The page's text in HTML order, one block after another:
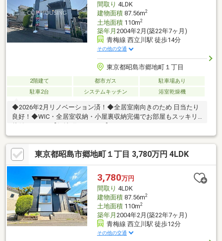
間取り 4LDK
建物面積87.56m2
土地面積110m2
築年月 2004年2月(築22年7ヶ月)
青梅線 西立川駅 徒歩14分
その他の交通
東京都昭島市郷地町１丁目
2階建て 都市ガス
駐車場あり
駐車2台
システムキッチン 浴室乾燥機
◆2026年2月リノベーション済！◆全居室南向きのため 日当たり
良好！◆WIC・全居室収納・小屋裏収納完備でお部屋もスッキリ
東京都昭島市郷地町１丁目 3,780万円 4LDK
3,780万円
間取り 4LDK
建物面積87.56m2
土地面積110m2
築年月 2004年2月(築22年7ヶ月)
青梅線 西立川駅 徒歩12分
その他の交通